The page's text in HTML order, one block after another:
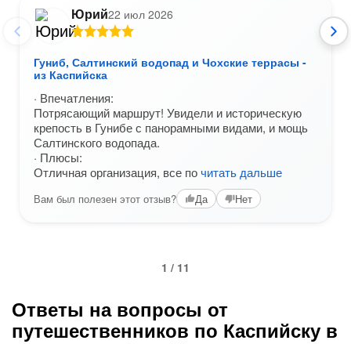
Юрий22 июл 2026
Гуниб, Салтинский водопад и Чохские террасы -
из Каспийска
· Впечатления:
Потрясающий маршрут! Увидели и историческую
крепость в Гунибе с панорамными видами, и мощь
Салтинского водопада.
· Плюсы:
Отличная организация, все почитать дальше
Вам был полезен этот отзыв? Да Нет
1 / 11
Ответы на вопросы от
путешественников по Каспийску в